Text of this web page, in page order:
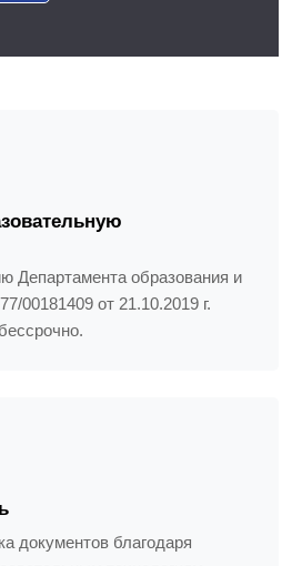
Департамента образования и
00181409 от 21.10.2019 г.
документов благодаря